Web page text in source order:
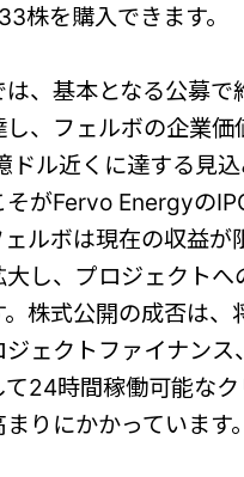
株を購入できます。
は、基本となる公募
し、フェルボの企業価
ドル近くに達する見
そがFervo Energyの
ルボは現在の収益が
大し、プロジェクトへ
。株式公開の成否は、
ジェクトファイナンス
て24時間稼働可能な
りにかかっています。